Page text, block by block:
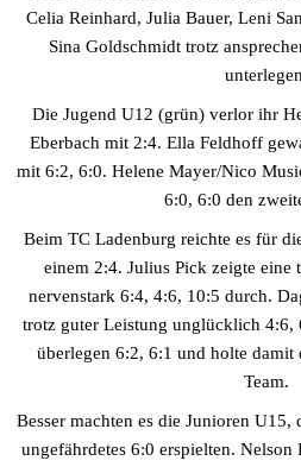
Celia Reinhard, Julia Bauer, Leni
Sina Goldschmidt trotz
Die Jugend U12 (grün) verlor ihr
Eberbach mit 2:4. Ella Feldhoff
mit 6:2, 6:0. Helene Mayer/Nico
6:0, 6:0 den
Beim TC Ladenburg reichte es für
einem 2:4. Julius Pick zeigte eine
nervenstark 6:4, 4:6, 10:5 durch.
trotz guter Leistung unglücklich
überlegen 6:2, 6:1 und holte damit
Team.
Besser machten es die Junioren
ungefährdetes 6:0 erspielten.